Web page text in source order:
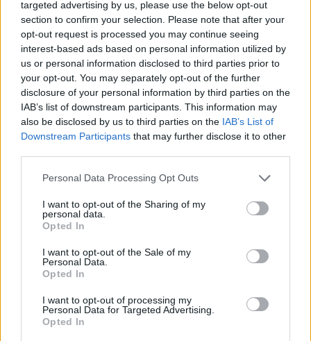
targeted advertising by us, please use the below opt-out
section to confirm your selection. Please note that after your
opt-out request is processed you may continue seeing
interest-based ads based on personal information utilized by
us or personal information disclosed to third parties prior to
your opt-out. You may separately opt-out of the further
disclosure of your personal information by third parties on the
IAB’s list of downstream participants. This information may
also be disclosed by us to third parties on the IAB’s List of
Downstream Participants that may further disclose it to other
Personal Data Processing Opt Outs
I want to opt-out of the Sharing of my
personal data.
Opted In
I want to opt-out of the Sale of my
Personal Data.
Opted In
I want to opt-out of processing my
Personal Data for Targeted Advertising.
Opted In
Ευχαριστήριο του Προέδρου της Κοινωφελούς
Επιχείρησης του Δ. Αλεξάνδρειας κ. Ε. Σταυρή
για την προσφορά κορδελών στην Παιδική
Χορωδία “Μελισσάνθη”
ΑΛΕΞΑΝΔΡΕΙΑ Δευτέρα, 10 Απριλίου 2023 4:55 ΜΜ Ο Πολίτης
Ο Πρόεδρος της Κοινωφελούς Επιχείρησης Δήμου Αλεξάνδρειας,
κος Εμμανουήλ Σταυρής ευχαριστεί θερμά το κατάστημα BAMBINO